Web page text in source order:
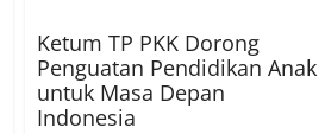
Ketum TP PKK Dorong
Penguatan Pendidikan Anak
untuk Masa Depan
Indonesia